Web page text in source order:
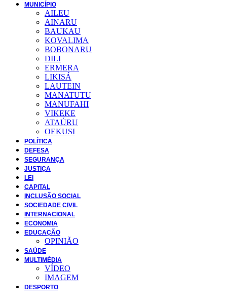
MUNICÍPIO
AILEU
AINARU
BAUKAU
KOVALIMA
BOBONARU
DILI
ERMERA
LIKISÁ
LAUTEIN
MANATUTU
MANUFAHI
VIKEKE
ATAÚRU
OEKUSI
POLÍTICA
DEFESA
SEGURANÇA
JUSTIÇA
LEI
CAPITAL
INCLUSÃO SOCIAL
SOCIEDADE CIVIL
INTERNACIONAL
ECONOMIA
EDUCAÇÃO
OPINIÃO
SAÚDE
MULTIMÉDIA
VÍDEO
IMAGEM
DESPORTO